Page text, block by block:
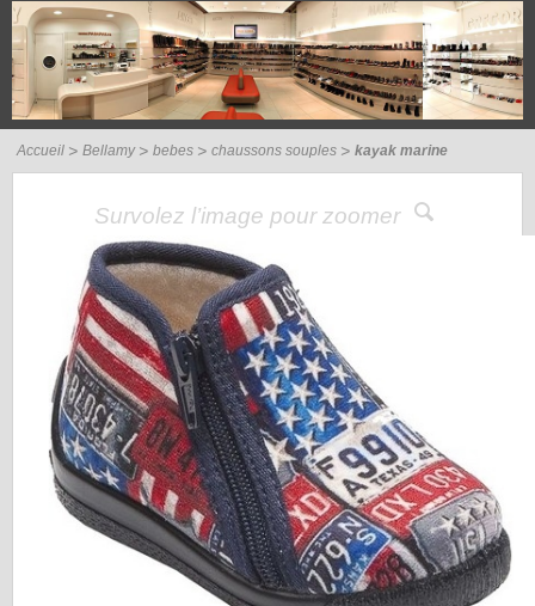
Accueil Bellamy bebes chaussons souples kayak marine
Survolez l’image pour zoomer